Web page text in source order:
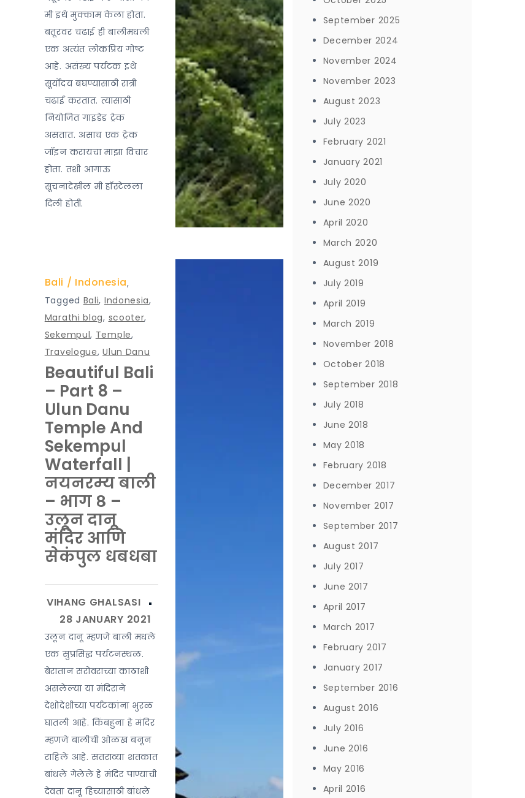
मी इथे मुक्काम केला होता.
बतूरवर चढाई ही बालीमधली
एक अत्यंत लोकप्रिय गोष्ट
आहे. असंख्य पर्यटक इथे
सूर्योदय बघण्यासाठी रात्री
चढाई करतात. त्यासाठी
नियोजित गाइडेड ट्रेक
असतात. असाच एक ट्रेक
जॉइन करायचा माझा विचार
होता. तशी आगाऊ
सूचनादेखील मी हॉस्टेलला
दिली होती.
Bali ,
Indonesia
Tagged Bali, Indonesia,
Marathi blog, scooter,
Sekempul, Temple,
Travelogue,Ulun Danu
Beautiful Bali
– Part 8 –
Ulun Danu
Temple And
Sekempul
Waterfall |
नयनरम्य बाली
– भाग ८ –
उलून दानू
मंदिर आणि
सेकंपुल धबधबा
उलून दानू म्हणजे बाली मधले
एक सुप्रसिद्ध पर्यटनस्थळ.
बेरातान सरोवराच्या काठाशी
असलेल्या या मंदिराने
देशोदेशीच्या पर्यटकांना भुरळ
घातली आहे. किंबहुना हे मंदिर
म्हणजे बालीची ओळख बनून
राहिले आहे. सतराव्या शतकात
बांधले गेलेले हे मंदिर पाण्याची
देवता दानू हिच्यासाठी बांधले
September 2025
December 2024
November 2024
November 2023
August 2023
July 2023
February 2021
January 2021
July 2020
June 2020
April 2020
March 2020
August 2019
July 2019
April 2019
March 2019
November 2018
October 2018
September 2018
July 2018
June 2018
May 2018
February 2018
December 2017
November 2017
September 2017
August 2017
July 2017
June 2017
April 2017
March 2017
February 2017
January 2017
September 2016
August 2016
July 2016
June 2016
May 2016
April 2016